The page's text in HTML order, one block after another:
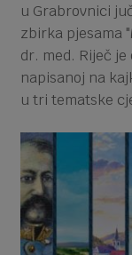
u Grabrovnici
zbirka pjesama
dr. med. Riječ
napisanoj na
u tri tematske